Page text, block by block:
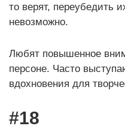
то верят, переубедить
невозможно.
Любят повышенное
персоне. Часто
вдохновения для
#18